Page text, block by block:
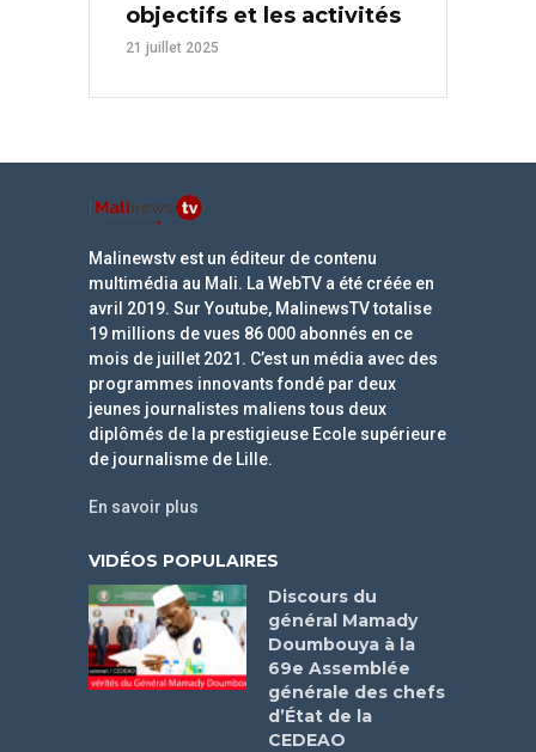
objectifs et les activités
21 juillet 2025
Malinewstv est un éditeur de contenu
multimédia au Mali. La WebTV a été créée en
avril 2019. Sur Youtube, MalinewsTV totalise
19 millions de vues 86 000 abonnés en ce
mois de juillet 2021. C’est un média avec des
programmes innovants fondé par deux
jeunes journalistes maliens tous deux
diplômés de la prestigieuse Ecole supérieure
de journalisme de Lille.
En savoir plus
VIDÉOS POPULAIRES
Discours du
général Mamady
Doumbouya à la
69e Assemblée
générale des chefs
d’État de la
CEDEAO